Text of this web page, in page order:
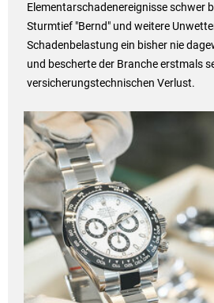
Elementarschadenereignisse schwer
Sturmtief "Bernd" und weitere
Schadenbelastung ein bisher nie
und bescherte der Branche erstmals
versicherungstechnischen Verlust.